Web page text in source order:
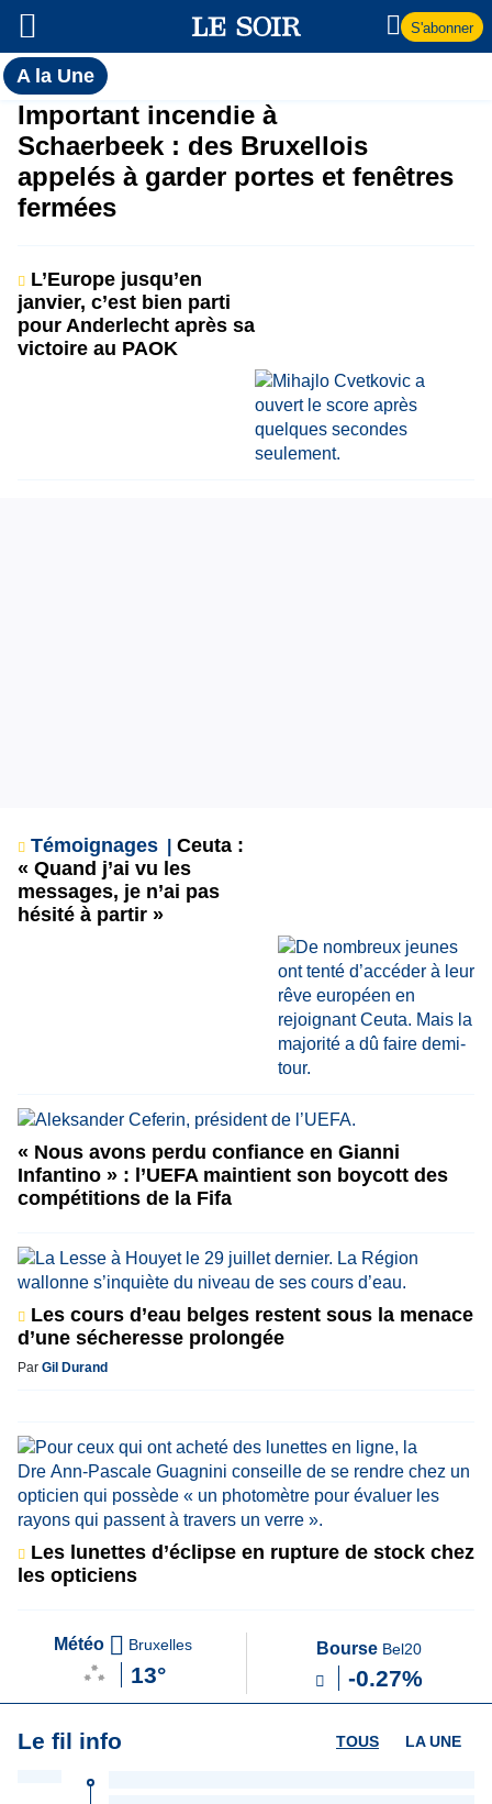
S'abonner
A la UneToutes
l'actualité
du Soir
A
la
Une
Important incendie à
Schaerbeek : des Bruxellois
appelés à garder portes et fenêtres
fermées
L’Europe jusqu’en
janvier, c’est bien parti
pour Anderlecht après sa
victoire au PAOK
Témoignages
Ceuta :
« Quand j’ai vu les
messages, je n’ai pas
hésité à partir »
« Nous avons perdu confiance en Gianni
Infantino » : l’UEFA maintient son boycott des
compétitions de la Fifa
Les cours d’eau belges restent sous la menace
d’une sécheresse prolongée
Par Gil Durand
Les lunettes d’éclipse en rupture de stock chez
les opticiens
Météo Bruxelles
13°
Bourse Bel20
-0.27%
Le fil info LA UNE
TOUS